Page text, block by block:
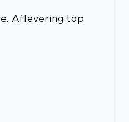
Aflevering top